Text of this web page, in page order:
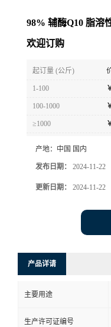
98% 辅酶Q10 脂溶
欢迎订购
起订量 (公斤)
1-100
100-1000
≥1000
产地： 中国 国内
发布日期： 2024-11-22
更新日期： 2024-11-22
产品详请
主要用途
生产许可证编号